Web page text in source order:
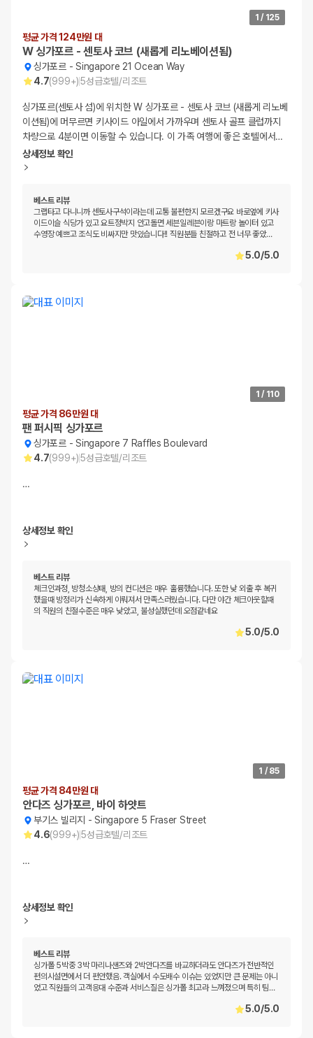
1 / 125
평균 가격 124만원 대
W 싱가포르 - 센토사 코브 (새롭게 리노베이션됨)
싱가포르 - Singapore 21 Ocean Way
4.7(999+)5성급호텔/리조트
싱가포르(센토사 섬)에 위치한 W 싱가포르 - 센토사 코브 (새롭게 리노베
이션됨)에 머무르면 키사이드 아일에서 가까우며 센토사 골프 클럽까지
차량으로 4분이면 이동할 수 있습니다. 이 가족 여행에 좋은 호텔에서…
상세정보 확인
베스트 리뷰
그랩타고 다니니까 센토사구석이라는데 교통 불편한지 모르겠구요 바로옆에 키사
이드이슬 식당가 있고 요트정박지 안고돌면 세븐일레븐이랑 마트랑 놀이터 있고
수영장 예쁘고 조식도 비싸지만 맛있습니다!! 직원분들 친절하고 전 너무 좋았…
5.0/5.0
1 / 110
평균 가격 86만원 대
팬 퍼시픽 싱가포르
싱가포르 - Singapore 7 Raffles Boulevard
4.7(999+)5성급호텔/리조트
…
상세정보 확인
베스트 리뷰
체크인과정, 방청소상태, 방의 컨디션은 매우 훌륭했습니다. 또한 낮 외출 후 복귀
했을때 방정리가 신속하게 이뤄져서 만족스러웠습니다. 다만 야간 체크아웃할때
의 직원의 친절수준은 매우 낮았고, 불성실했던데 오점같네요
5.0/5.0
1 / 85
평균 가격 84만원 대
안다즈 싱가포르, 바이 하얏트
부기스 빌리지 - Singapore 5 Fraser Street
4.6(999+)5성급호텔/리조트
…
상세정보 확인
베스트 리뷰
싱가폴 5박중 3박 마리나샌즈와 2박안다즈를 바교하더라도 안다즈가 전반적인
편의시설면에서 더 편안했음. 객실에서 수도배수 이슈는 있었지만 큰 문제는 아니
었고 직원들의 고객응대 수준과 서비스질은 싱가폴 최고라 느껴졌으며 특히 팀…
5.0/5.0